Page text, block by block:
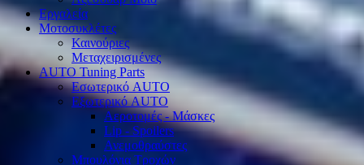
Εργαλεία
Μοτοσυκλέτες
Καινούριες
Μεταχειρισμένες
AUTO Tuning Parts
Εσωτερικό AUTO
Εξωτερικό AUTO
Αεροτομές - Μάσκες
Lip - Spoilers
Ανεμοθραύστες
Μπουλόνια Τροχών